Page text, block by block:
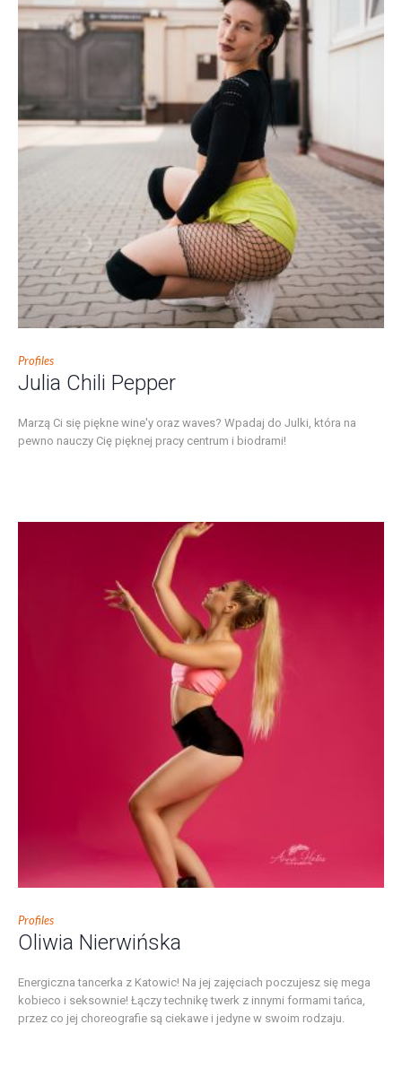
Profiles
Julia Chili Pepper
Marzą Ci się piękne wine'y oraz waves? Wpadaj do Julki, która na
pewno nauczy Cię pięknej pracy centrum i biodrami!
Profiles
Oliwia Nierwińska
Energiczna tancerka z Katowic! Na jej zajęciach poczujesz się mega
kobieco i seksownie! Łączy technikę twerk z innymi formami tańca,
przez co jej choreografie są ciekawe i jedyne w swoim rodzaju.